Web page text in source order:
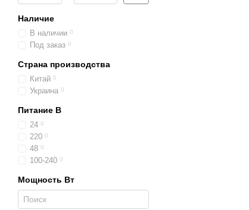
Наличие
В наличии 0
Под заказ 0
Страна производства
Китай 0
Украина 0
Питание В
24 0
220 0
48 0
100-240 0
Мощность Вт